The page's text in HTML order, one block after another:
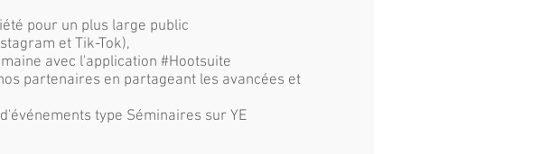
pour un plus large public
et Tik-Tok),
avec l'application #Hootsuite
partenaires en partageant les avancées et
type Séminaires sur YE